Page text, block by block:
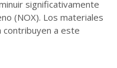
significativamente
(NOX). Los materiales
contribuyen a este